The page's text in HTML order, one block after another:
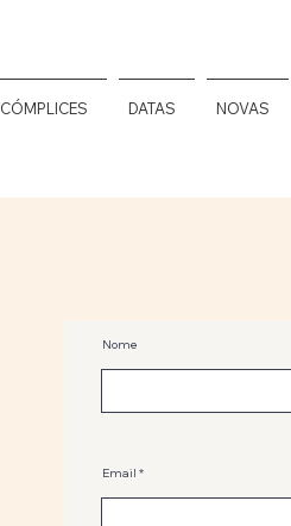
CÓMPLICES DATAS NOVAS
Nome
Email